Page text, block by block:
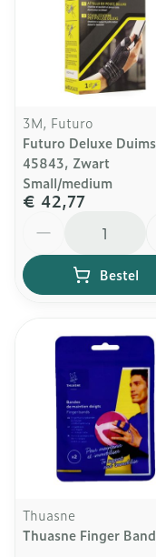
3M, Futuro
Futuro Deluxe
45843, Zwart
Small/medium
€ 42,77
Bestel
Thuasne
Thuasne Finger Band